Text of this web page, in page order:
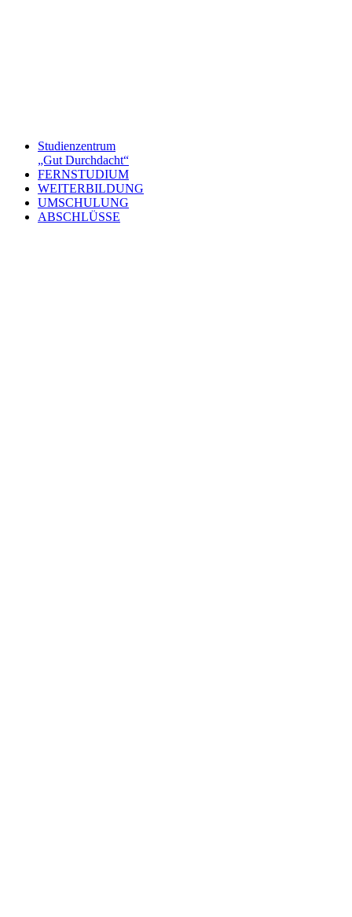
Studienzentrum
„Gut Durchdacht“
FERNSTUDIUM
WEITERBILDUNG
UMSCHULUNG
ABSCHLÜSSE